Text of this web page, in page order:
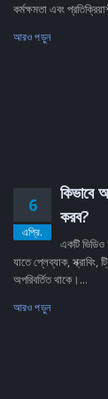
কর্মক্ষমতা এবং
আরও পড়ুন
6
এপ্রি.
কিভাবে
করব?
একটি
যাতে প্লেব্যাক,
অপরিবর্তিত থাকে।...
আরও পড়ুন